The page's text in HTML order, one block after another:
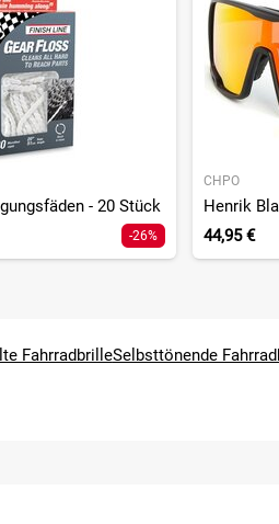
- 20 Stück
-26%
CHPO
Henrik
44,95 €
FahrradbrilleSelbsttönende